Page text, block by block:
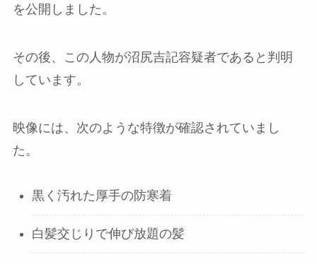
を公開しました。
その後、この人物が沼尻吉記容疑者であると判明
しています。
映像には、次のような特徴が確認されていまし
た。
黒く汚れた厚手の防寒着
白髪交じりで伸び放題の髪